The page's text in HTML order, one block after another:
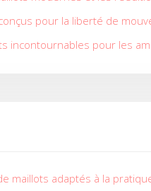
pour la liberté de
incontournables pour les
maillots adaptés à la